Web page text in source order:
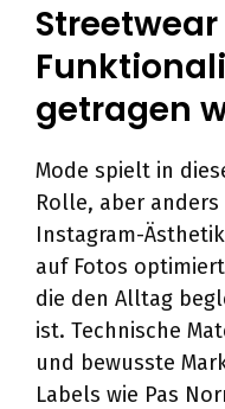
getragen
Mode spielt in
Rolle, aber
Instagram-
auf Fotos
die den Alltag
ist. Technische
und bewusste
Labels wie Pas